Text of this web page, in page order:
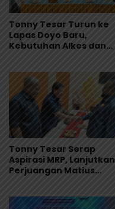
Tonny Tesar Turun ke
Lapas Doyo Baru,
Kebutuhan Alkes dan
Tonny Tesar Serap
Aspirasi MRP, Lanjutkan
Perjuangan Matius
Masyarakat Adat